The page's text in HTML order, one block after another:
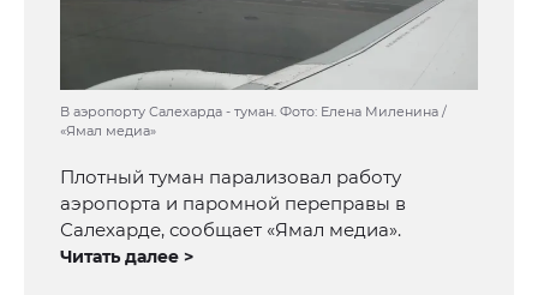
В аэропорту Салехарда - туман. Фото: Елена Миленина /
«Ямал медиа»
Плотный туман парализовал работу
аэропорта и паромной переправы в
Салехарде, сообщает «Ямал медиа».
Читать далее >